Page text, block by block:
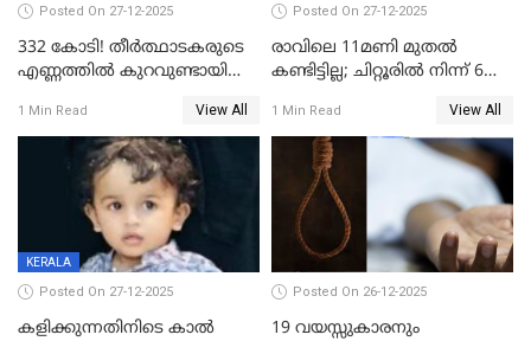
Posted On 27-12-2025
332 കോടി! തീർത്ഥാടകരുടെ
എണ്ണത്തിൽ കുറവുണ്ടായിട്ടും
കുതിച്ചുയരുന്നു
1 Min Read View All
Posted On 27-12-2025
രാവിലെ 11മണി മുതൽ
കണ്ടിട്ടില്ല; ചിറ്റൂരിൽ നിന്ന് 6
1 Min Read View All
KERALA
Posted On 27-12-2025
കളിക്കുന്നതിനിടെ കാൽ
Posted On 26-12-2025
19 വയസ്സുകാരനും